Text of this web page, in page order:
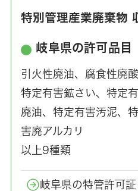
特別管理産業廃棄物
岐阜県の許可品目
引火性廃油、腐食性廃
特定有害鉱さい、特定
廃油、特定有害汚泥、
害廃アルカリ
以上9種類
岐阜県の特管許可証